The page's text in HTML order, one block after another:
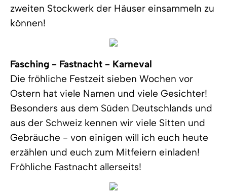
zweiten Stockwerk der Häuser einsammeln zu
können!
Fasching - Fastnacht - Karneval
Die fröhliche Festzeit sieben Wochen vor
Ostern hat viele Namen und viele Gesichter!
Besonders aus dem Süden Deutschlands und
aus der Schweiz kennen wir viele Sitten und
Gebräuche - von einigen will ich euch heute
erzählen und euch zum Mitfeiern einladen!
Fröhliche Fastnacht allerseits!